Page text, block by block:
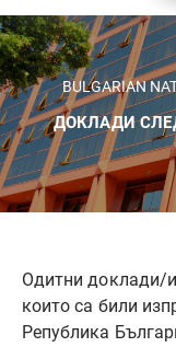
BULGARIAN
ДОКЛАДИ
Одитни доклади/
които са били
Република